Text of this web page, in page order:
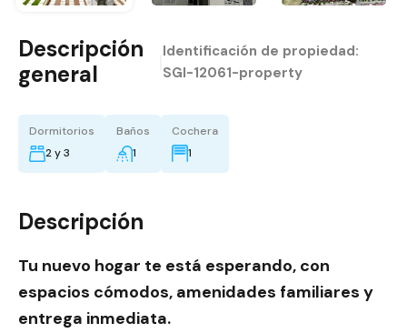
Descripción
general
Identificación de propiedad:
SGI-12061-property
Dormitorios
2 y 3
Baños
1
Cochera
1
Descripción
Tu nuevo hogar te está esperando, con
espacios cómodos, amenidades familiares y
entrega inmediata.